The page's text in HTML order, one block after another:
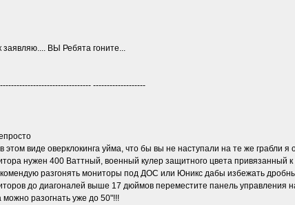
заявляю.... ВЫ Ребята гоните...
-------------------
этом виде оверклокинга уйма, что бы вы не наступали на те же грабли
нужен 400 Ваттный, военный кулер защитного цвета привязанный
разгонять мониторы под ДОС или Юникс дабы избежать
до диагоналей выше 17 дюймов переместите панель управления
разогнать уже до 50"!!!